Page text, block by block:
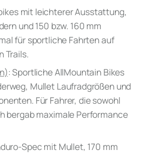
mit leichterer Ausstattung,
und 150 bzw. 160 mm
für sportliche Fahrten auf
Trails.
: Sportliche AllMountain Bikes
Mullet Laufradgrößen und
Für Fahrer, die sowohl
bergab maximale Performance
Spec mit Mullet, 170 mm